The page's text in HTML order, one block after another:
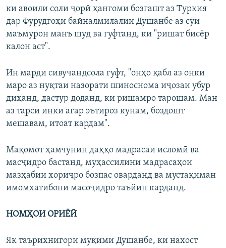
ки авоили соли ҷорӣ ҳангоми бозгашт аз Туркия
дар Фурудгоҳи байналмилалии Душанбе аз сӯи
маъмурон манъ шуд ва гуфтанд, ки "ришат бисёр
калон аст".
Ин марди сивучандсола гуфт, "онҳо қабл аз онки
маро аз нуқтаи назорати шиноснома иҷозаи убур
диҳанд, дастур доданд, ки ришамро тарошам. Ман
аз тарси инки агар эътироз кунам, боздошт
мешавам, итоат кардам".
Мақомот ҳамчунин даҳҳо мадрасаи исломӣ ва
масҷидро бастанд, муҳассилини мадрасаҳои
мазҳабии хориҷро бозпас оварданд ва мустақиман
имомхатибони масоҷидро таъйин карданд.
НОМҲОИ ОРИЁӢ
Як таърихнигори муқими Душанбе, ки нахост